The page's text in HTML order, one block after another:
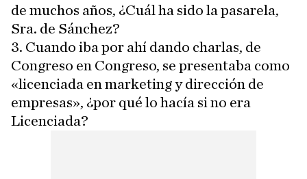
de muchos años, ¿Cuál ha sido la pasarela,
Sra. de Sánchez?
3. Cuando iba por ahí dando charlas, de
Congreso en Congreso, se presentaba como
«licenciada en marketing y dirección de
empresas», ¿por qué lo hacía si no era
Licenciada?